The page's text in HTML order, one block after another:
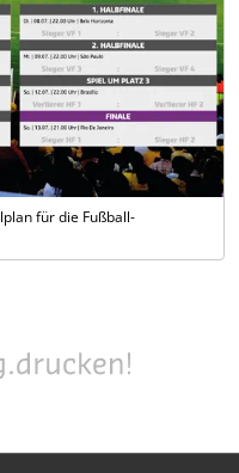
für die Fußball-